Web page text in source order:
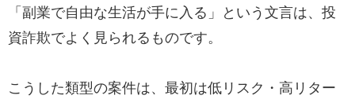
「副業で自由な生活が手に入る」という文言は、投
資詐欺でよく見られるものです。
こうした類型の案件は、最初は低リスク・高リター